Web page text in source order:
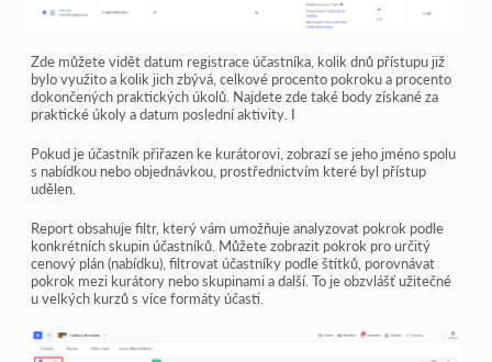
Zde můžete vidět datum registrace účastníka, kolik dnů přístupu již
bylo využito a kolik jich zbývá, celkové procento pokroku a procento
dokončených praktických úkolů. Najdete zde také body získané za
praktické úkoly a datum poslední aktivity. I
Pokud je účastník přiřazen ke kurátorovi, zobrazí se jeho jméno spolu
s nabídkou nebo objednávkou, prostřednictvím které byl přístup
udělen.
Report obsahuje filtr, který vám umožňuje analyzovat pokrok podle
konkrétních skupin účastníků. Můžete zobrazit pokrok pro určitý
cenový plán (nabídku), filtrovat účastníky podle štítků, porovnávat
pokrok mezi kurátory nebo skupinami a další. To je obzvlášť užitečné
u velkých kurzů s více formáty účasti.